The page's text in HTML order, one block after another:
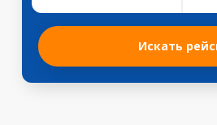
Искать